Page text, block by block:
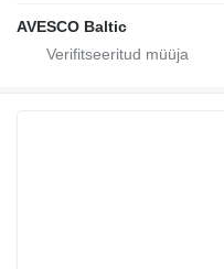
AVESCO Baltic